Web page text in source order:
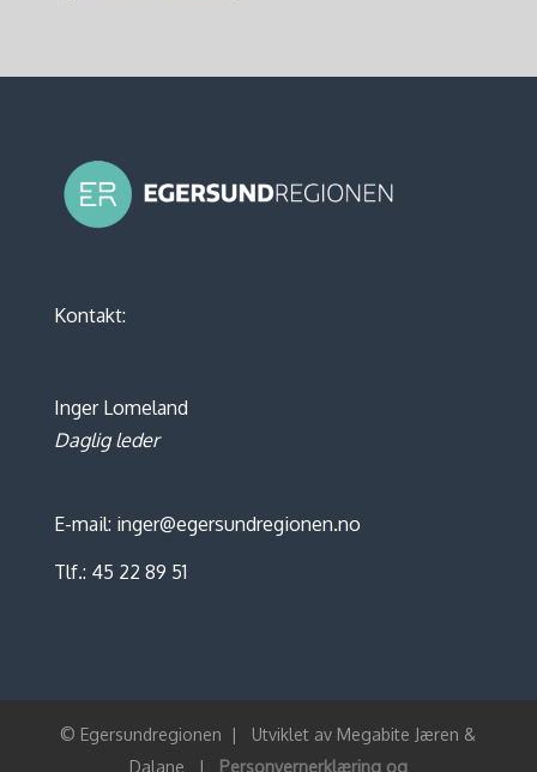
Kontakt:
Inger Lomeland
Daglig leder
E-mail: inger@egersundregionen.no
Tlf.: 45 22 89 51
© Egersundregionen | Utviklet av Megabite Jæren &
Dalane | Personvernerklæring og